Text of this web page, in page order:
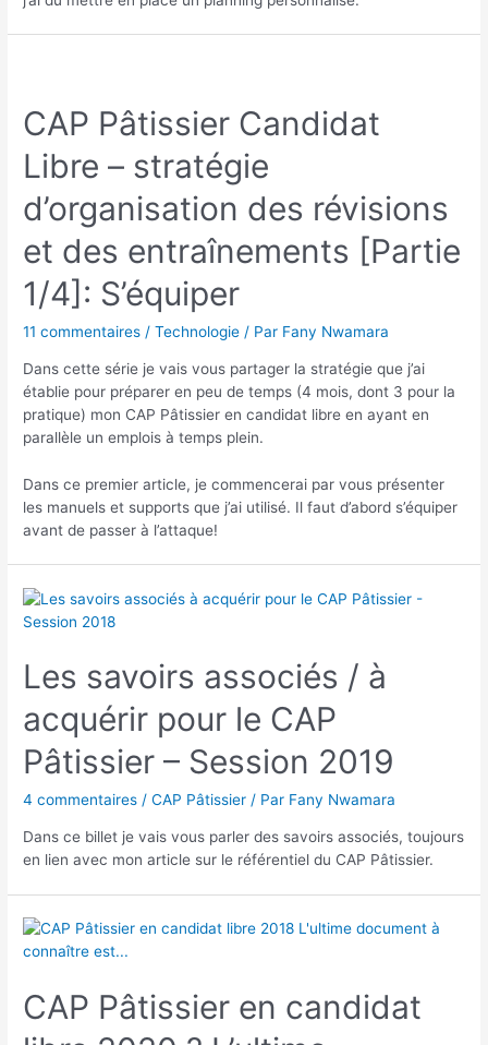
CAP Pâtissier Candidat
Libre – stratégie
d’organisation des révisions
et des entraînements [Partie
1/4]: S’équiper
11 commentaires /Technologie / Par Fany Nwamara
Dans cette série je vais vous partager la stratégie que j’ai
établie pour préparer en peu de temps (4 mois, dont 3 pour la
pratique) mon CAP Pâtissier en candidat libre en ayant en
parallèle un emplois à temps plein.
Dans ce premier article, je commencerai par vous présenter
les manuels et supports que j’ai utilisé. Il faut d’abord s’équiper
avant de passer à l’attaque!
Les savoirs associés / à
acquérir pour le CAP
Pâtissier – Session 2019
4 commentaires /CAP Pâtissier / Par Fany Nwamara
Dans ce billet je vais vous parler des savoirs associés, toujours
en lien avec mon article sur le référentiel du CAP Pâtissier.
CAP Pâtissier en candidat